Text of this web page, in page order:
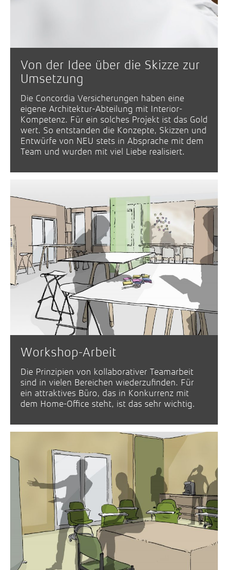
Von der Idee über die Skizze zur
Umsetzung
Die Concordia Versicherungen haben eine
eigene Architektur-Abteilung mit Interior-
Kompetenz. Für ein solches Projekt ist das Gold
wert. So entstanden die Konzepte, Skizzen und
Entwürfe von NEU stets in Absprache mit dem
Team und wurden mit viel Liebe realisiert.
Workshop-Arbeit
Die Prinzipien von kollaborativer Teamarbeit
sind in vielen Bereichen wiederzufinden. Für
ein attraktives Büro, das in Konkurrenz mit
dem Home-Office steht, ist das sehr wichtig.